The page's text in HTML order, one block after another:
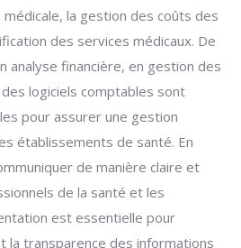
la gestion des coûts des
des services médicaux. De
analyse financière, en gestion des
logiciels comptables sont
pour assurer une gestion
établissements de santé. En
de manière claire et
de la santé et les
est essentielle pour
la transparence des informations